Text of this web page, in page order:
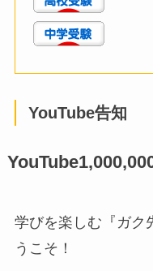
YouTube告知
学びを楽しむ『ガク
うこそ！